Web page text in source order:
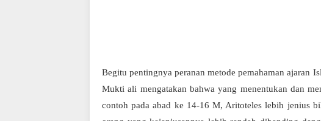
Begitu pentingnya peranan metode pemahaman ajaran
Mukti ali mengatakan bahwa yang menentukan dan
contoh pada abad ke 14-16 M, Aritoteles lebih jenius